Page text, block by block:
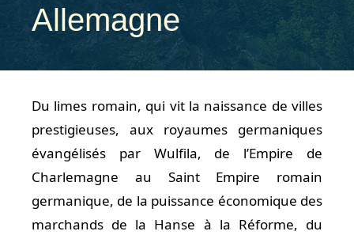
Allemagne
Du limes romain, qui vit la naissance de villes
prestigieuses, aux royaumes germaniques
évangélisés par Wulfila, de l’Empire de
Charlemagne au Saint Empire romain
germanique, de la puissance économique des
marchands de la Hanse à la Réforme, du